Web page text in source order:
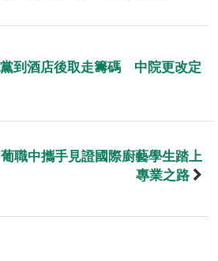
到酒店後取走籌碼 中院更改定
職中攜手見證國際廚藝學生踏上
專業之路